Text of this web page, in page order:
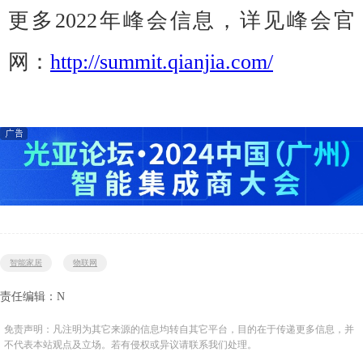
更多2022年峰会信息，详见峰会官
网： http://summit.qianjia.com/
智能家居 物联网
责任编辑：N
免责声明：凡注明为其它来源的信息均转自其它平台，目的在于传递更多信息，并
不代表本站观点及立场。若有侵权或异议请联系我们处理。